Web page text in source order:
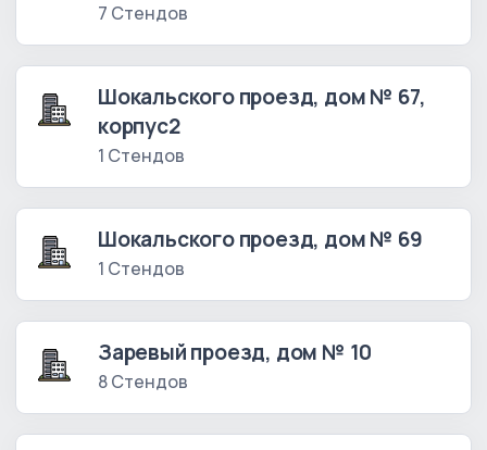
7 Стендов
Шокальского проезд, дом № 67,
корпус2
1 Стендов
Шокальского проезд, дом № 69
1 Стендов
Заревый проезд, дом № 10
8 Стендов